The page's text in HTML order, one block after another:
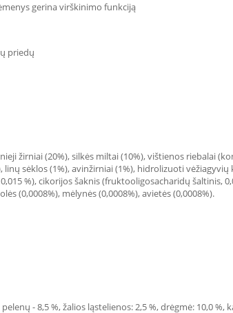
gerina virškinimo funkciją
priedų
žirniai (20%), silkės miltai (10%), vištienos
linų sėklos (1%), avinžirniai (1%), hidrolizuoti
%), cikorijos šaknis (fruktooligosacharidų šaltinis,
(0,0008%), mėlynės (0,0008%), avietės (0,0008%).
- 8,5 %, žalios ląstelienos: 2,5 %, drėgmė: 10,0 %,